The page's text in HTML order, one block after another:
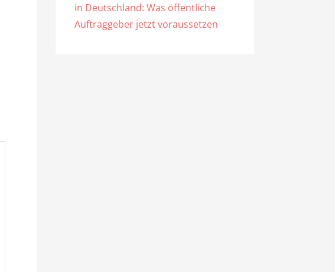
in Deutschland: Was öffentliche
Auftraggeber jetzt voraussetzen